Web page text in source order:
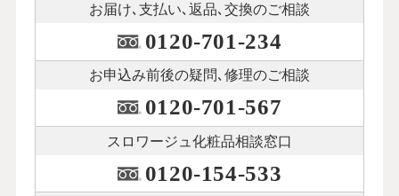
お届け､支払い､ 返品､交換のご相談
0120-701-234
お申込み前後の疑問､修理のご相談
0120-701-567
スロワージュ化粧品相談窓口
0120-154-533